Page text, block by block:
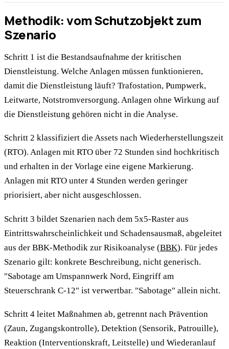
Methodik: vom Schutzobjekt zum
Szenario
Schritt 1 ist die Bestandsaufnahme der kritischen
Dienstleistung. Welche Anlagen müssen funktionieren,
damit die Dienstleistung läuft? Trafostation, Pumpwerk,
Leitwarte, Notstromversorgung. Anlagen ohne Wirkung auf
die Dienstleistung gehören nicht in die Analyse.
Schritt 2 klassifiziert die Assets nach Wiederherstellungszeit
(RTO). Anlagen mit RTO über 72 Stunden sind hochkritisch
und erhalten in der Vorlage eine eigene Markierung.
Anlagen mit RTO unter 4 Stunden werden geringer
priorisiert, aber nicht ausgeschlossen.
Schritt 3 bildet Szenarien nach dem 5x5-Raster aus
Eintrittswahrscheinlichkeit und Schadensausmaß, abgeleitet
aus der BBK-Methodik zur Risikoanalyse (BBK). Für jedes
Szenario gilt: konkrete Beschreibung, nicht generisch.
"Sabotage am Umspannwerk Nord, Eingriff am
Steuerschrank C-12" ist verwertbar. "Sabotage" allein nicht.
Schritt 4 leitet Maßnahmen ab, getrennt nach Prävention
(Zaun, Zugangskontrolle), Detektion (Sensorik, Patrouille),
Reaktion (Interventionskraft, Leitstelle) und Wiederanlauf